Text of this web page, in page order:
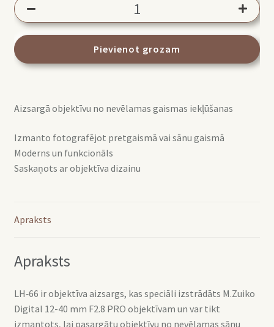
66
Pievienot grozam
Aizsargā objektīvu no nevēlamas gaismas iekļūšanas
Izmanto fotografējot pretgaismā vai sānu gaismā
Moderns un funkcionāls
Saskaņots ar objektīva dizainu
Apraksts
Apraksts
LH‑66 ir objektīva aizsargs, kas speciāli izstrādāts M.Zuiko
Digital 12-40 mm F2.8 PRO objektīvam un var tikt
izmantots, lai pasargātu objektīvu no nevēlamas sānu